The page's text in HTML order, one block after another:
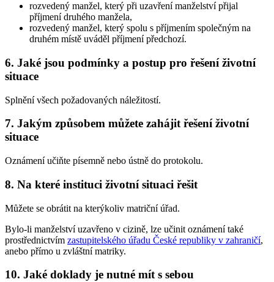
rozvedený manžel, který při uzavření manželství přijal
příjmení druhého manžela,
rozvedený manžel, který spolu s příjmením společným na
druhém místě uváděl příjmení předchozí.
6. Jaké jsou podmínky a postup pro řešení životní
situace
Splnění všech požadovaných náležitostí.
7. Jakým způsobem můžete zahájit řešení životní
situace
Oznámení učiňte písemně nebo ústně do protokolu.
8. Na které instituci životní situaci řešit
Můžete se obrátit na kterýkoliv matriční úřad.
Bylo-li manželství uzavřeno v cizině, lze učinit oznámení také
prostřednictvím zastupitelského úřadu České republiky v zahraničí,
anebo přímo u zvláštní matriky.
10. Jaké doklady je nutné mít s sebou